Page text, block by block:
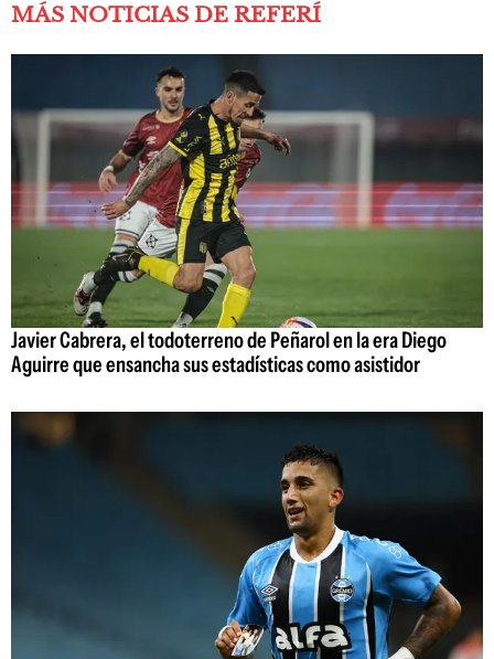
MÁS NOTICIAS DE REFERÍ
Javier Cabrera, el todoterreno de Peñarol en la era Diego
Aguirre que ensancha sus estadísticas como asistidor